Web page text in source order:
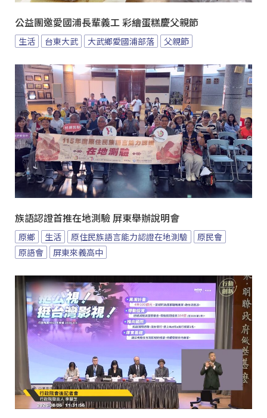
公益團邀愛國浦長輩義工 彩繪蛋糕慶父親節
生活 台東大武 大武鄉愛國浦部落 父親節
族語認證首推在地測驗 屏東舉辦說明會
原鄉 生活 原住民族語言能力認證在地測驗
原民會
原語會
屏東來義高中